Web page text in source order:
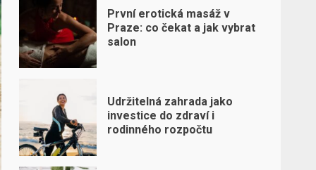
První erotická masáž v
Praze: co čekat a jak vybrat
salon
Udržitelná zahrada jako
investice do zdraví i
rodinného rozpočtu